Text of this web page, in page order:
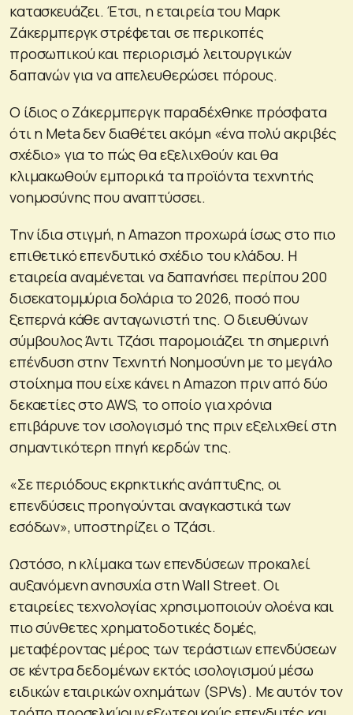
κατασκευάζει. Έτσι, η εταιρεία του Μαρκ
Ζάκερμπεργκ στρέφεται σε περικοπές
προσωπικού και περιορισμό λειτουργικών
δαπανών για να απελευθερώσει πόρους.
Ο ίδιος ο Ζάκερμπεργκ παραδέχθηκε πρόσφατα
ότι η Meta δεν διαθέτει ακόμη «ένα πολύ ακριβές
σχέδιο» για το πώς θα εξελιχθούν και θα
κλιμακωθούν εμπορικά τα προϊόντα τεχνητής
νοημοσύνης που αναπτύσσει.
Την ίδια στιγμή, η Amazon προχωρά ίσως στο πιο
επιθετικό επενδυτικό σχέδιο του κλάδου. Η
εταιρεία αναμένεται να δαπανήσει περίπου 200
δισεκατομμύρια δολάρια το 2026, ποσό που
ξεπερνά κάθε ανταγωνιστή της. Ο διευθύνων
σύμβουλος Άντι Τζάσι παρομοιάζει τη σημερινή
επένδυση στην Τεχνητή Νοημοσύνη με το μεγάλο
στοίχημα που είχε κάνει η Amazon πριν από δύο
δεκαετίες στο AWS, το οποίο για χρόνια
επιβάρυνε τον ισολογισμό της πριν εξελιχθεί στη
σημαντικότερη πηγή κερδών της.
«Σε περιόδους εκρηκτικής ανάπτυξης, οι
επενδύσεις προηγούνται αναγκαστικά των
εσόδων», υποστηρίζει ο Τζάσι.
Ωστόσο, η κλίμακα των επενδύσεων προκαλεί
αυξανόμενη ανησυχία στη Wall Street. Οι
εταιρείες τεχνολογίας χρησιμοποιούν ολοένα και
πιο σύνθετες χρηματοδοτικές δομές,
μεταφέροντας μέρος των τεράστιων επενδύσεων
σε κέντρα δεδομένων εκτός ισολογισμού μέσω
ειδικών εταιρικών οχημάτων (SPVs). Με αυτόν τον